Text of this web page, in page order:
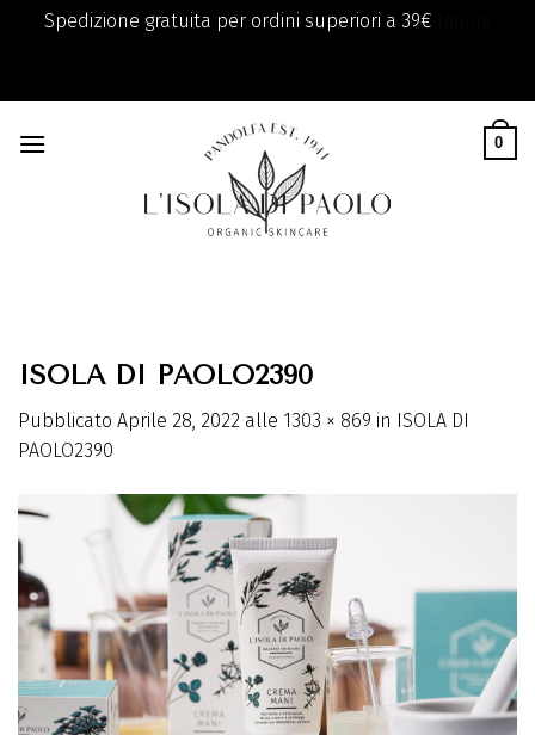
Spedizione gratuita per ordini superiori a 39€
content
0
ISOLA DI PAOLO2390
Pubblicato Aprile 28, 2022 alle 1303 × 869 in ISOLA DI
PAOLO2390